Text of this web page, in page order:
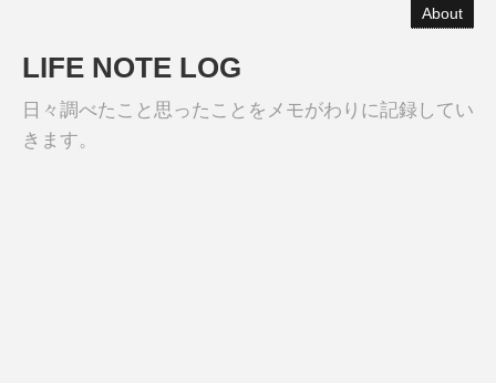
About
LIFE NOTE LOG
日々調べたこと思ったことをメモがわりに記録してい
きます。